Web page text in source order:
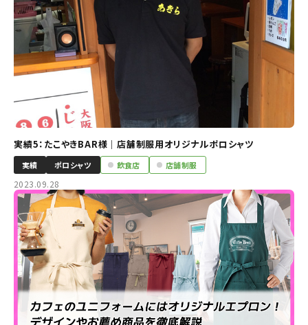
実績5：たこやきBAR様｜店舗制服用オリジナルポロシャツ
実績 ポロシャツ 飲食店 店舗制服
2023.09.28